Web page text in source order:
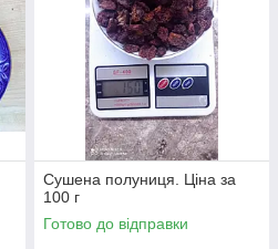
Сушена полуниця. Ціна за
100 г
Готово до відправки